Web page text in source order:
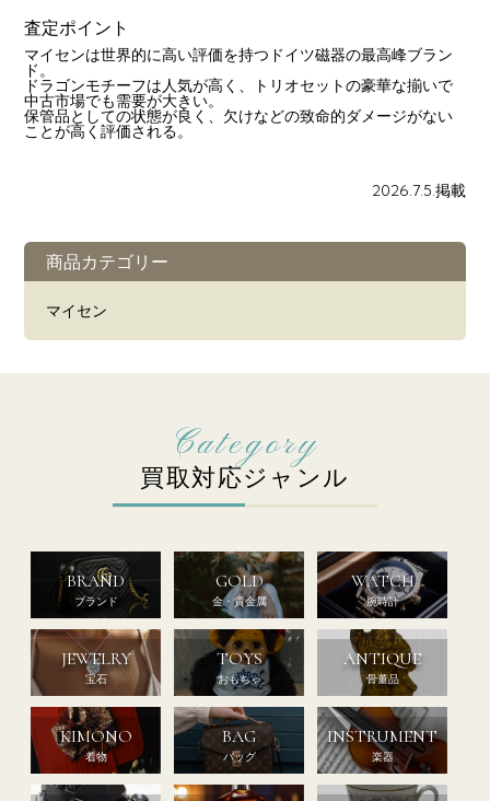
査定ポイント
マイセンは世界的に高い評価を持つドイツ磁器の最高峰ブラン
ド。
ドラゴンモチーフは人気が高く、トリオセットの豪華な揃いで
中古市場でも需要が大きい。
保管品としての状態が良く、欠けなどの致命的ダメージがない
ことが高く評価される。
2026.7.5.掲載
商品カテゴリー
マイセン
買取対応ジャンル
BRAND
ブランド
GOLD
金・貴金属
WATCH
腕時計
JEWELRY
宝石
TOYS
おもちゃ
ANTIQUE
骨董品
KIMONO
着物
BAG
バッグ
INSTRUMENT
楽器